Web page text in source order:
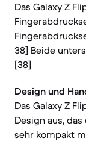
Das Galaxy Z
38] Beide
[38]
Design und
Das Galaxy Z
Design aus,
sehr kompakt